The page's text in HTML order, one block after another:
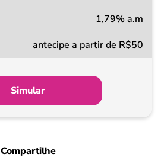
1,79% a.m
antecipe a partir de R$50
Simular
Compartilhe